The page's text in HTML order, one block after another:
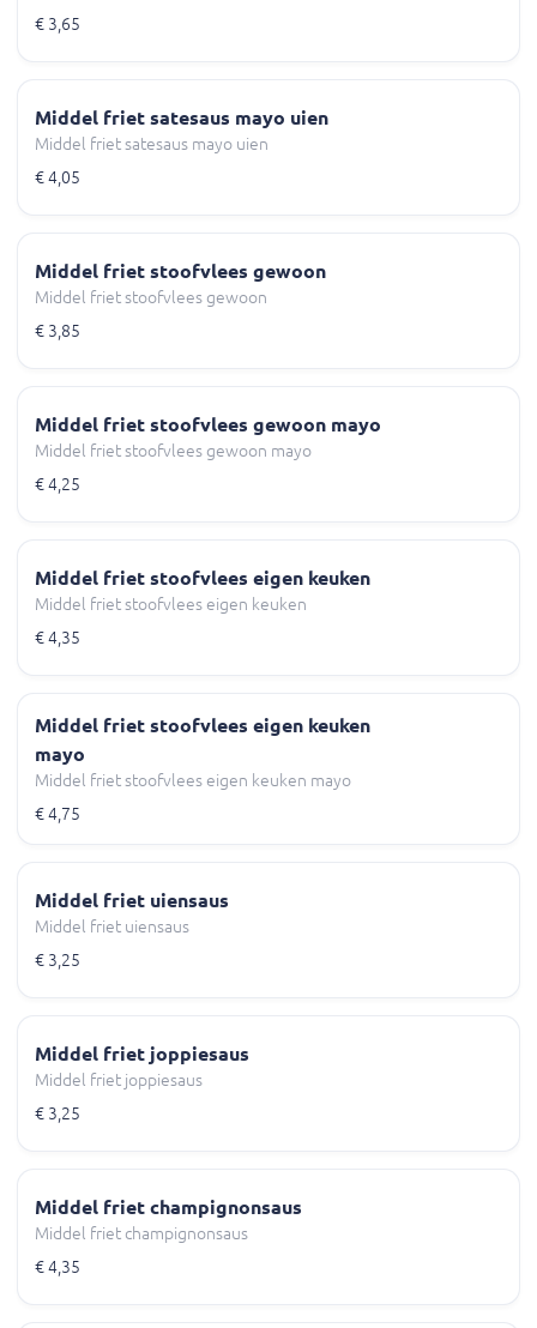
€ 3,65
Middel friet satesaus mayo uien
Middel friet satesaus mayo uien
€ 4,05
Middel friet stoofvlees gewoon
Middel friet stoofvlees gewoon
€ 3,85
Middel friet stoofvlees gewoon mayo
Middel friet stoofvlees gewoon mayo
€ 4,25
Middel friet stoofvlees eigen keuken
Middel friet stoofvlees eigen keuken
€ 4,35
Middel friet stoofvlees eigen keuken
mayo
Middel friet stoofvlees eigen keuken mayo
€ 4,75
Middel friet uiensaus
Middel friet uiensaus
€ 3,25
Middel friet joppiesaus
Middel friet joppiesaus
€ 3,25
Middel friet champignonsaus
Middel friet champignonsaus
€ 4,35